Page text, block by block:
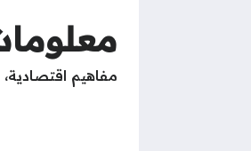
مفاهيم